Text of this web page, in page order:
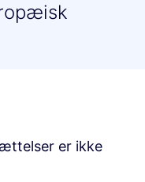
er ikke